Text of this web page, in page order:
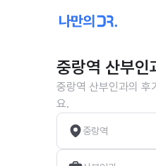
중랑역 산부
중랑역 산부인과의 후
요.
중랑역